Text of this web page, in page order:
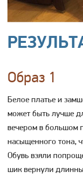
Образ 1
Белое платье и
может быть лучше
вечером в большом
насыщенного тона,
Обувь взяли
шик вернули